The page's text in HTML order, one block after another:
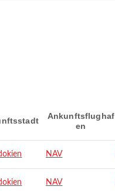
Ankunftsflughaf
en
NAV
NAV